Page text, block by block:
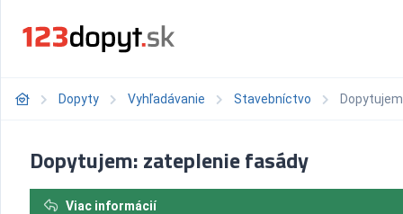
Dopyty Vyhľadávanie Stavebníctvo
Dopytujem: zateplenie fasády
Viac informácií